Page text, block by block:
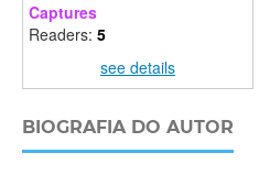
Captures
Readers: 5
see details
BIOGRAFIA DO AUTOR